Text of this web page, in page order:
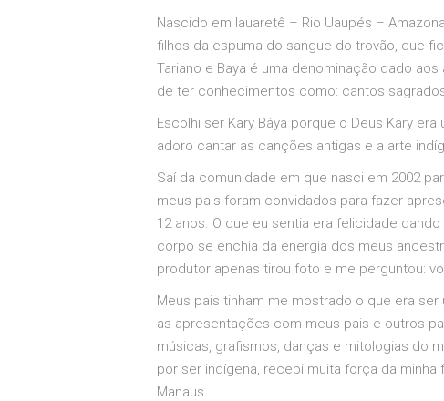
Nascido em Iauaretê – Rio Uaupés –
filhos da espuma do sangue do trovão, que
Tariano e Baya é uma denominação dado
de ter conhecimentos como: cantos
Escolhi ser Kary Báya porque o Deus Kary
adoro cantar as canções antigas e a arte
Saí da comunidade em que nasci em 2002
meus pais foram convidados para fazer
12 anos. O que eu sentia era felicidade
corpo se enchia da energia dos meus
produtor apenas tirou foto e me perguntou:
Meus pais tinham me mostrado o que era
as apresentações com meus pais e outros
músicas, grafismos, danças e mitologias do
por ser indígena, recebi muita força da
Manaus.